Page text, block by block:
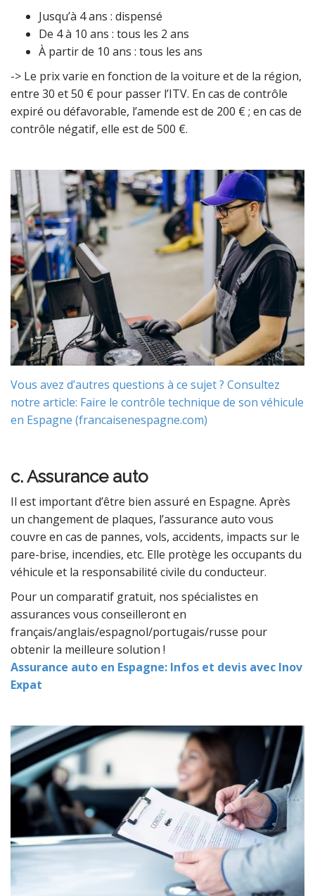
Jusqu’à 4 ans : dispensé
De 4 à 10 ans : tous les 2 ans
À partir de 10 ans : tous les ans
-> Le prix varie en fonction de la voiture et de la région,
entre 30 et 50 € pour passer l’ITV. En cas de contrôle
expiré ou défavorable, l’amende est de 200 € ; en cas de
contrôle négatif, elle est de 500 €.
Vous avez d’autres questions à ce sujet ? Consultez
notre article: Faire le contrôle technique de son véhicule
en Espagne (francaisenespagne.com)
c. Assurance auto
Il est important d’être bien assuré en Espagne. Après
un changement de plaques, l’assurance auto vous
couvre en cas de pannes, vols, accidents, impacts sur le
pare-brise, incendies, etc. Elle protège les occupants du
véhicule et la responsabilité civile du conducteur.
Pour un comparatif gratuit, nos spécialistes en
assurances vous conseilleront en
français/anglais/espagnol/portugais/russe pour
obtenir la meilleure solution !
Assurance auto en Espagne: Infos et devis avec Inov
Expat